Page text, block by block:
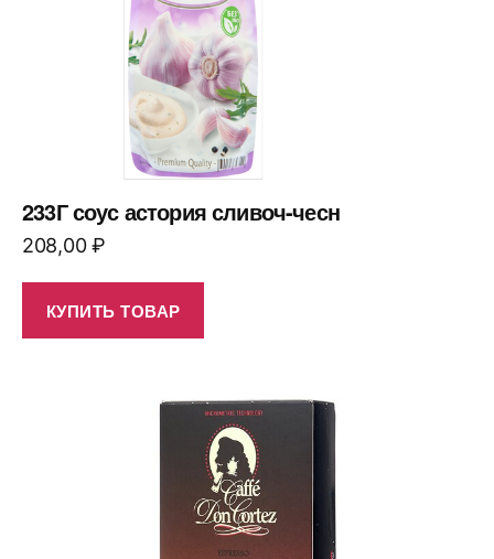
233Г соус астория сливоч-чесн
208,00₽
КУПИТЬ ТОВАР